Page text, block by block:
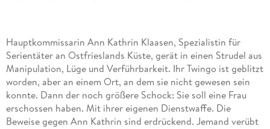
Hauptkommissarin Ann Kathrin Klaasen, Spezialistin für
Serientäter an Ostfrieslands Küste, gerät in einen Strudel aus
Manipulation, Lüge und Verführbarkeit. Ihr Twingo ist geblitzt
worden, aber an einem Ort, an dem sie nicht gewesen sein
konnte. Dann der noch größere Schock: Sie soll eine Frau
erschossen haben. Mit ihrer eigenen Dienstwaffe. Die
Beweise gegen Ann Kathrin sind erdrückend. Jemand verübt